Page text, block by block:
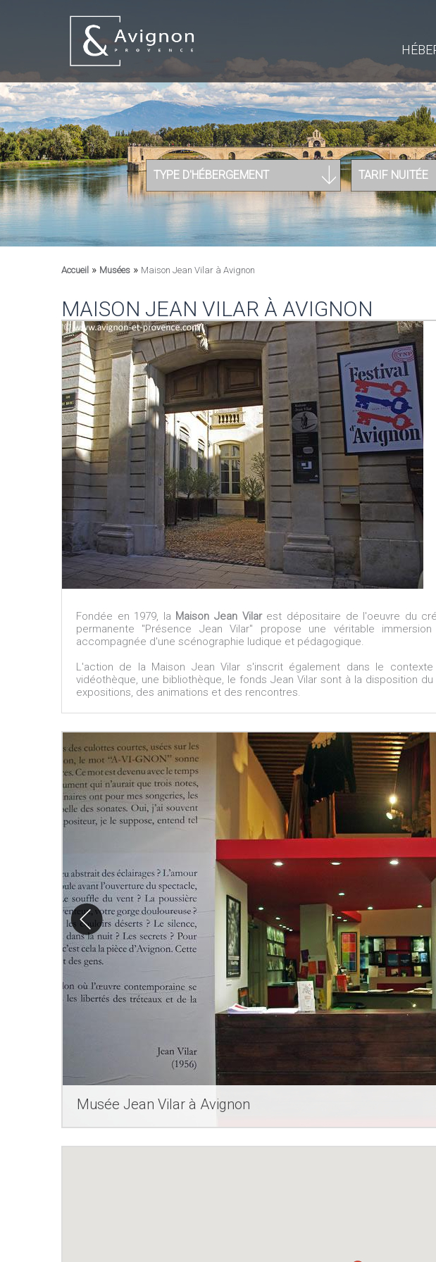
TYPE D'HÉBERGEMENT TARIF NUITÉE
Accueil » Musées » Maison Jean Vilar à Avignon
MAISON JEAN VILAR À AVIGNON
Fondée en 1979, la Maison Jean Vilarest dépositaire de l'oeuvre du
permanente "Présence Jean Vilar" propose une véritable
accompagnée d'une scénographie ludique et pédagogique.
L'action de la Maison Jean Vilar s'inscrit également dans le
vidéothèque, une bibliothèque, le fonds Jean Vilar sont à la disposition
expositions, des animations et des rencontres.
Musée Jean Vilar à Avignon